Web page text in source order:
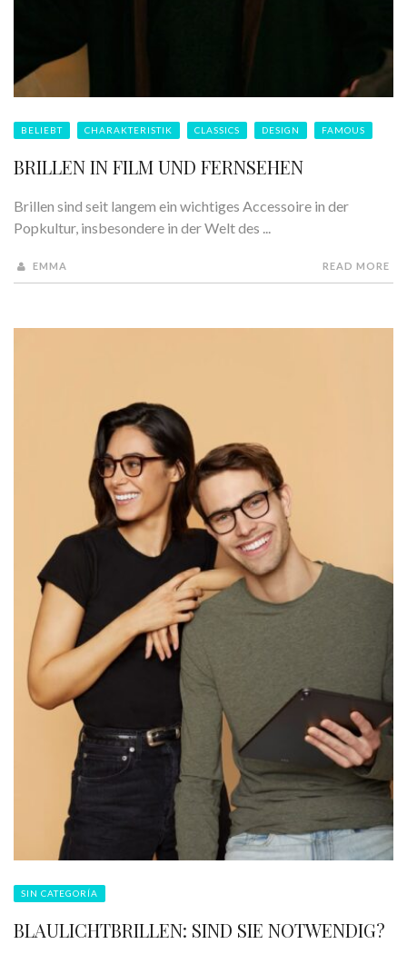
BELIEBT CHARAKTERISTIK CLASSICS DESIGN FAMOUS
BRILLEN IN FILM UND FERNSEHEN
Brillen sind seit langem ein wichtiges Accessoire in der
Popkultur, insbesondere in der Welt des ...
EMMA READ MORE
SIN CATEGORÍA
BLAULICHTBRILLEN: SIND SIE NOTWENDIG?